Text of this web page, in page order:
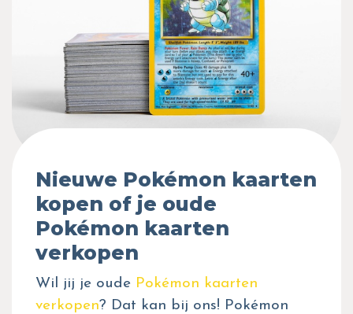
Nieuwe Pokémon kaarten
kopen of je oude
Pokémon kaarten
verkopen
Wil jij je oude Pokémon kaarten
verkopen? Dat kan bij ons! Pokémon